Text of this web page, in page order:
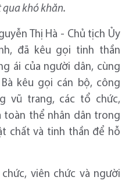
khó khăn.
Thị Hà - Chủ tịch Ủy
đã kêu gọi tinh thần
ái của người dân, cùng
kêu gọi cán bộ, công
vũ trang, các tổ chức,
toàn thể nhân dân trong
chất và tinh thần để hỗ
viên chức và người